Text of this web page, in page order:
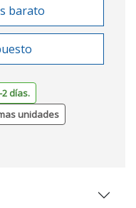
barato
días.
unidades